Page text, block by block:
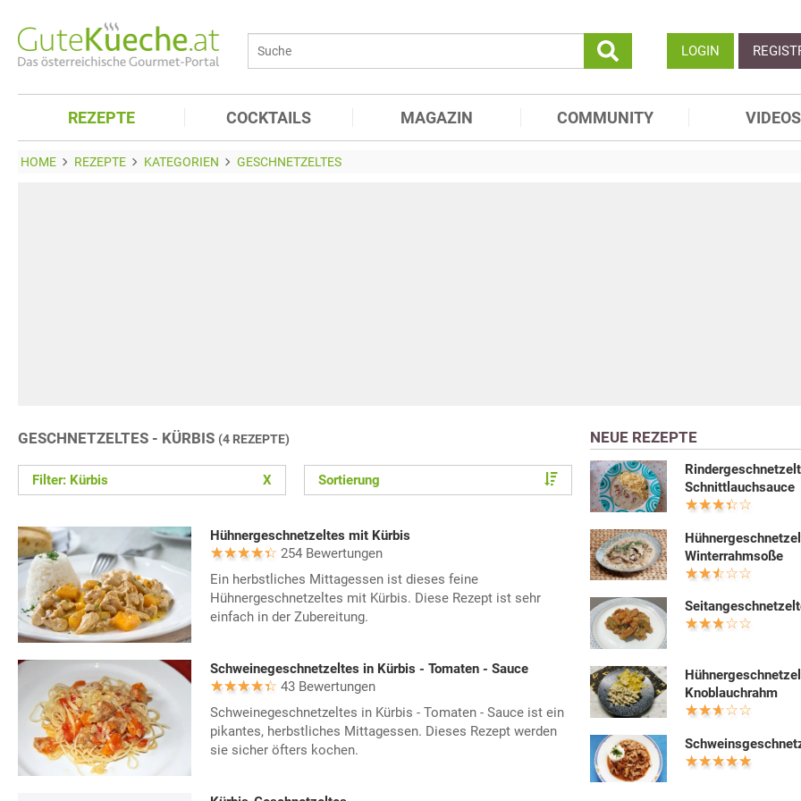
LOGIN
REZEPTE COCKTAILS MAGAZIN COMMUNITY VIDEOS
HOME REZEPTE KATEGORIEN GESCHNETZELTES
GESCHNETZELTES - KÜRBIS (4 REZEPTE)
Filter: Kürbis X Sortierung
Hühnergeschnetzeltes mit Kürbis
254 Bewertungen
Ein herbstliches Mittagessen ist dieses feine
Hühnergeschnetzeltes mit Kürbis. Diese Rezept ist sehr
einfach in der Zubereitung.
Schweinegeschnetzeltes in Kürbis - Tomaten - Sauce
43 Bewertungen
Schweinegeschnetzeltes in Kürbis - Tomaten - Sauce ist ein
pikantes, herbstliches Mittagessen. Dieses Rezept werden
sie sicher öfters kochen.
NEUE REZEPTE
Schnittlauchsauce
Winterrahmsoße
Knoblauchrahm